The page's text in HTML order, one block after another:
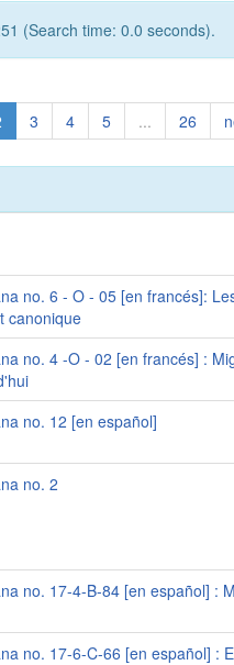
(Search time: 0.0 seconds).
3 4 5 ... 26
no. 6 - O - 05 [en francés]:
canonique
no. 4 -O - 02 [en francés] :
no. 12 [en español]
no. 2
no. 17-4-B-84 [en español] :
no. 17-6-C-66 [en español] :